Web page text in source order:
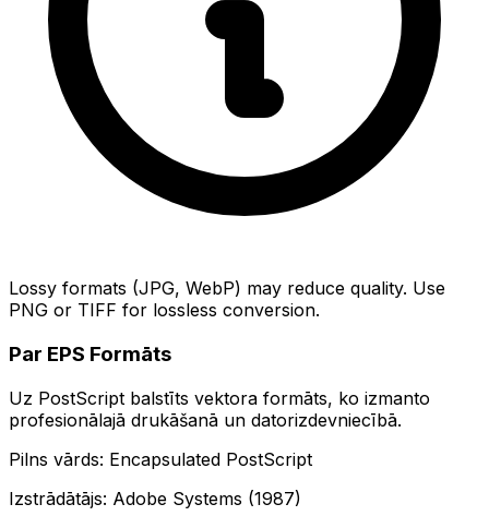
Lossy formats (JPG, WebP) may reduce quality. Use
PNG or TIFF for lossless conversion.
Par EPS Formāts
Uz PostScript balstīts vektora formāts, ko izmanto
profesionālajā drukāšanā un datorizdevniecībā.
Pilns vārds: Encapsulated PostScript
Izstrādātājs: Adobe Systems (1987)